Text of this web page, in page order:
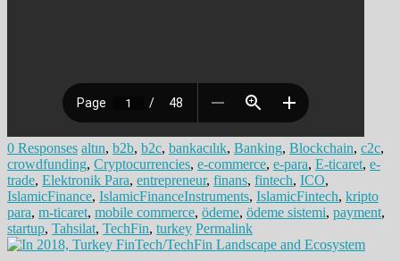
0 Responses altın, b2b, b2c, bankacılık, Banking, Blockchain, c2c,
crowdfunding, Cryptocurrencies, e-commerce, e-para, E-ticaret, e-
trade, Elektronik Para, entrepreneur, finans, fintech, ICO,
IslamicFinance, IslamicFinanceInstruments, IslamicFintech, kripto
para, m-ticaret, mobile commerce, ödeme, ödeme sistemi, payment,
startup, Tahsilat, TechFin, turkey Permalink